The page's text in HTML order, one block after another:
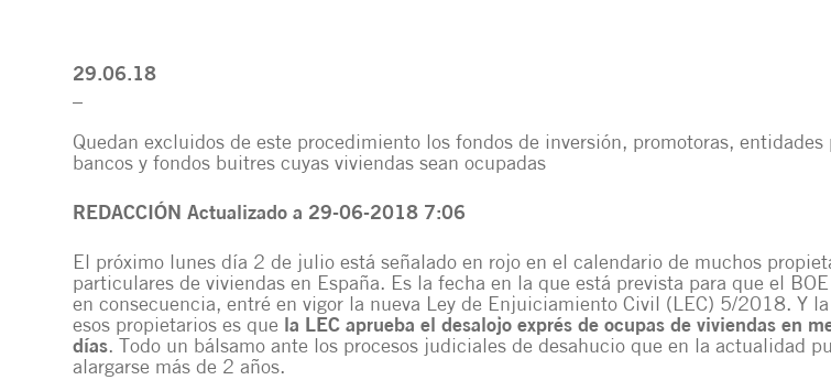
29.06.18
Quedan excluidos de este procedimiento los fondos de inversión, promotoras, entidades
bancos y fondos buitres cuyas viviendas sean ocupadas
REDACCIÓN Actualizado a 29-06-2018 7:06
El próximo lunes día 2 de julio está señalado en rojo en el calendario de muchos
particulares de viviendas en España. Es la fecha en la que está prevista para que el
en consecuencia, entré en vigor la nueva Ley de Enjuiciamiento Civil (LEC) 5/2018. Y
esos propietarios es que la LEC aprueba el desalojo exprés de ocupas de viviendas en
días. Todo un bálsamo ante los procesos judiciales de desahucio que en la actualidad
alargarse más de 2 años.